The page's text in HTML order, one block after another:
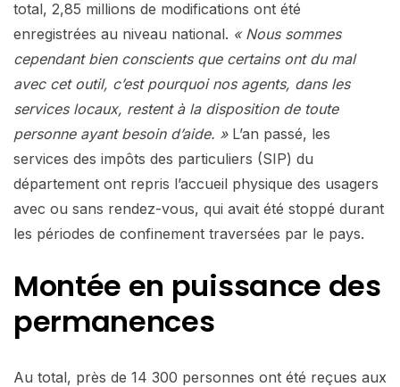
total, 2,85 millions de modifications ont été
enregistrées au niveau national. « Nous sommes
cependant bien conscients que certains ont du mal
avec cet outil, c’est pourquoi nos agents, dans les
services locaux, restent à la disposition de toute
personne ayant besoin d’aide. » L’an passé, les
services des impôts des particuliers (SIP) du
département ont repris l’accueil physique des usagers
avec ou sans rendez-vous, qui avait été stoppé durant
les périodes de confinement traversées par le pays.
Montée en puissance des
permanences
Au total, près de 14 300 personnes ont été reçues aux